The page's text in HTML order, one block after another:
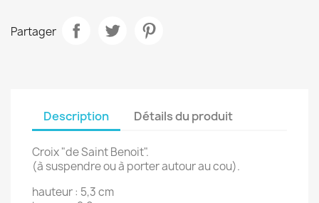
Partager
Description Détails du produit
Croix "de Saint Benoit".
(à suspendre ou à porter autour au cou).
hauteur : 5,3 cm